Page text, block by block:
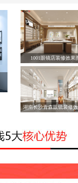
1001眼镜店装修效果
湖南长沙青森眼镜装修